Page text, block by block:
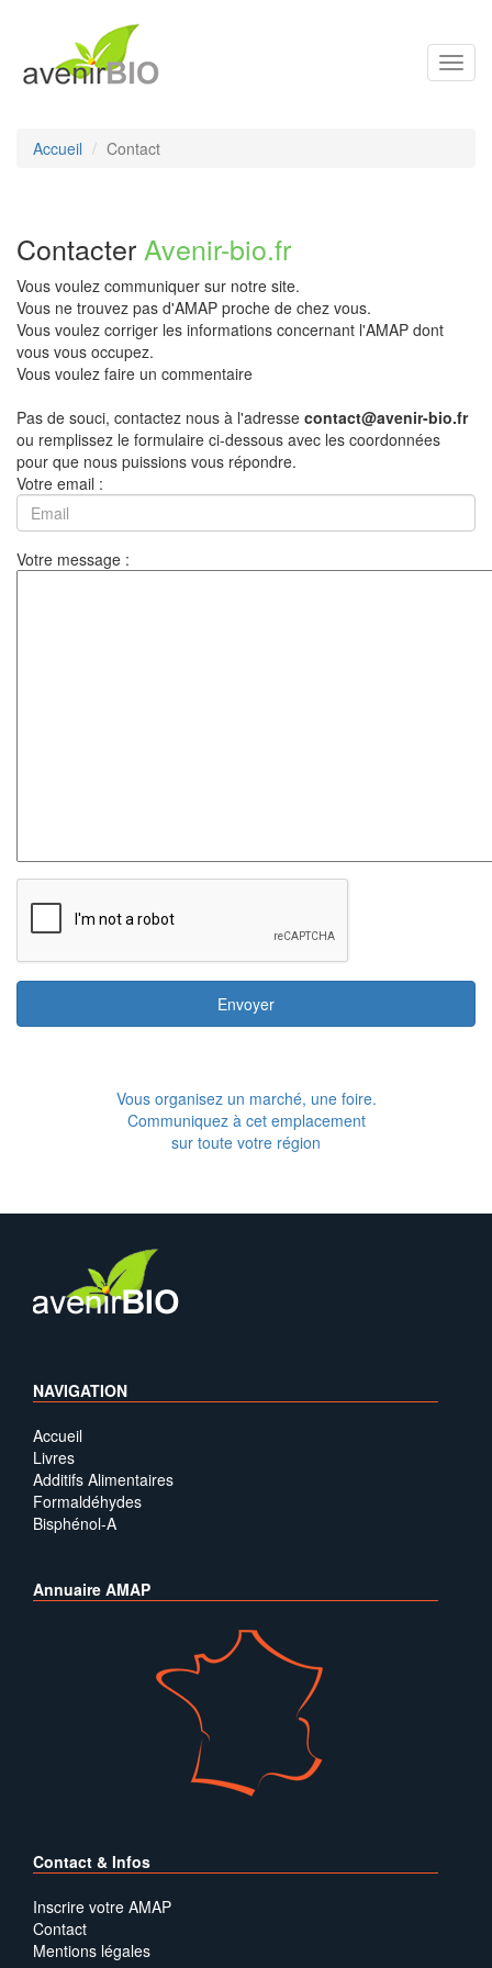
Accueil Contact
Contacter Avenir-bio.fr
Vous voulez communiquer sur notre site.
Vous ne trouvez pas d'AMAP proche de chez vous.
Vous voulez corriger les informations concernant l'AMAP dont
vous vous occupez.
Vous voulez faire un commentaire
Pas de souci, contactez nous à l'adresse contact@avenir-bio.fr
ou remplissez le formulaire ci-dessous avec les coordonnées
pour que nous puissions vous répondre.
Votre email :
Votre message :
Envoyer
Vous organisez un marché, une foire.
Communiquez à cet emplacement
sur toute votre région
NAVIGATION
Accueil
Livres
Additifs Alimentaires
Formaldéhydes
Bisphénol-A
Annuaire AMAP
Contact & Infos
Inscrire votre AMAP
Contact
Mentions légales